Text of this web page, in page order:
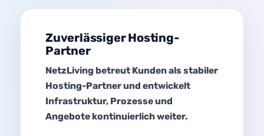
Zuverlässiger Hosting-
Partner
NetzLiving betreut Kunden als stabiler
Hosting-Partner und entwickelt
Infrastruktur, Prozesse und
Angebote kontinuierlich weiter.